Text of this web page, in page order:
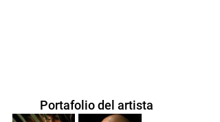
	Portafolio del artista